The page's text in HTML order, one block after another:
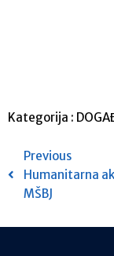
Kategorija :
Previous
Humanitarna
MŠBJ